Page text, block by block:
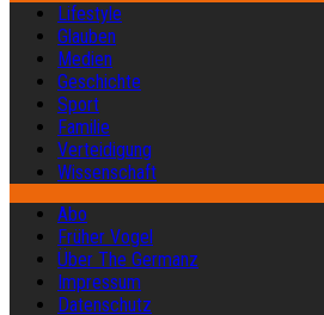
Lifestyle
Glauben
Medien
Geschichte
Sport
Familie
Verteidigung
Wissenschaft
Abo
Früher Vogel
Über The Germanz
Impressum
Datenschutz